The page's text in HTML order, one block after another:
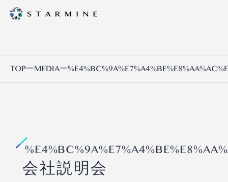
TOPーMEDIAー
会社説明会